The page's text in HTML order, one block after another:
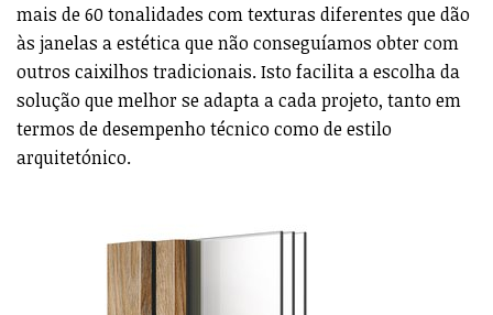
mais de 60 tonalidades com texturas diferentes que dão
às janelas a estética que não conseguíamos obter com
outros caixilhos tradicionais. Isto facilita a escolha da
solução que melhor se adapta a cada projeto, tanto em
termos de desempenho técnico como de estilo
arquitetónico.